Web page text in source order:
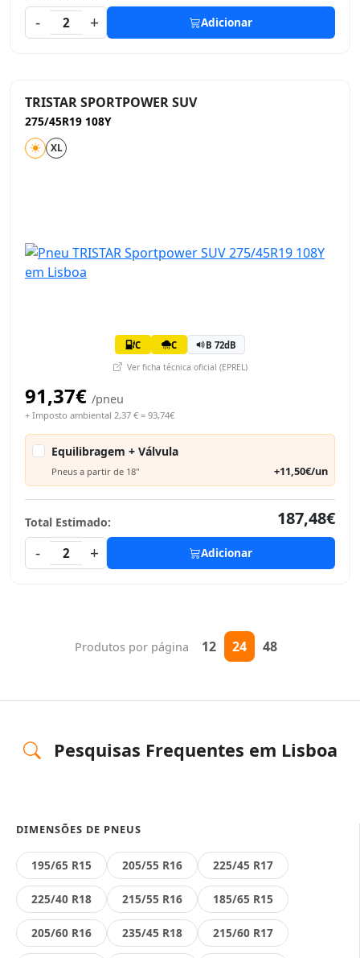
-
2 + Adicionar
TRISTAR SPORTPOWER SUV
275/45R19 108Y
XL
C C B 72dB
Ver ficha técnica oficial (EPREL)
91,37€ /pneu
+ Imposto ambiental 2,37 € = 93,74€
Equilibragem + Válvula
Pneus a partir de 18" +11,50€/un
Total Estimado:
187,48€
-
2 + Adicionar
Produtos por página 12 24 48
Pesquisas Frequentes em Lisboa
DIMENSÕES DE PNEUS
195/65 R15 205/55 R16 225/45 R17
225/40 R18 215/55 R16 185/65 R15
205/60 R16 235/45 R18 215/60 R17